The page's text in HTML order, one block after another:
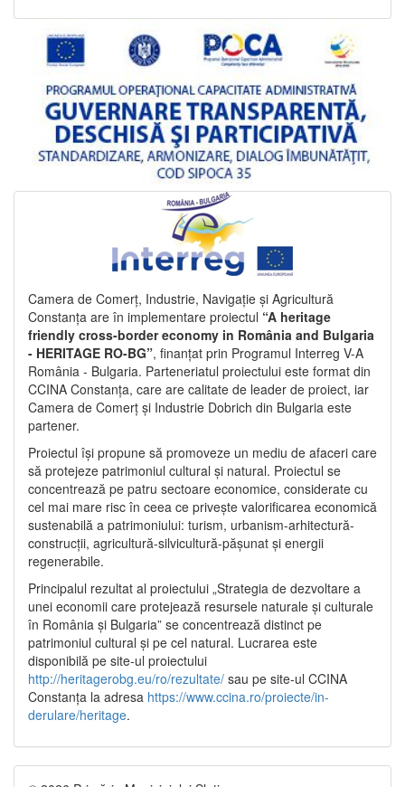
Camera de Comerț, Industrie, Navigație și Agricultură
Constanța are în implementare proiectul “A heritage
friendly cross-border economy in România and Bulgaria
- HERITAGE RO-BG”, finanțat prin Programul Interreg V-A
România - Bulgaria. Parteneriatul proiectului este format din
CCINA Constanța, care are calitate de leader de proiect, iar
Camera de Comerț și Industrie Dobrich din Bulgaria este
partener.
Proiectul își propune să promoveze un mediu de afaceri care
să protejeze patrimoniul cultural și natural. Proiectul se
concentrează pe patru sectoare economice, considerate cu
cel mai mare risc în ceea ce privește valorificarea economică
sustenabilă a patrimoniului: turism, urbanism-arhitectură-
construcții, agricultură-silvicultură-pășunat și energii
regenerabile.
Principalul rezultat al proiectului „Strategia de dezvoltare a
unei economii care protejează resursele naturale și culturale
în România și Bulgaria” se concentrează distinct pe
patrimoniul cultural și pe cel natural. Lucrarea este
disponibilă pe site-ul proiectului
http://heritagerobg.eu/ro/rezultate/ sau pe site-ul CCINA
Constanța la adresa https://www.ccina.ro/proiecte/in-
derulare/heritage.